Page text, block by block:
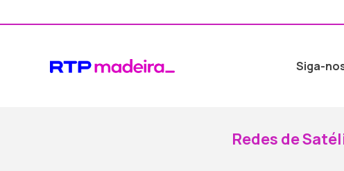
Siga-
Redes de